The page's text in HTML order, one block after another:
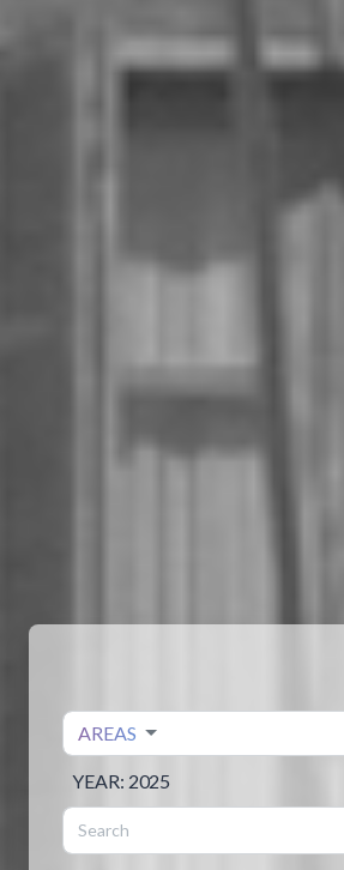
AREAS
YEAR: 2025